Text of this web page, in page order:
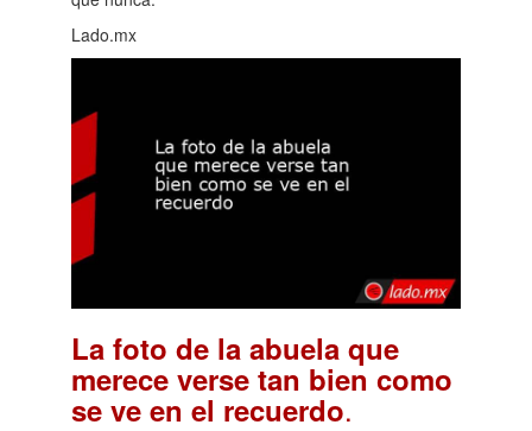
Lado.mx
La foto de la abuela que
merece verse tan bien como
se ve en el recuerdo.